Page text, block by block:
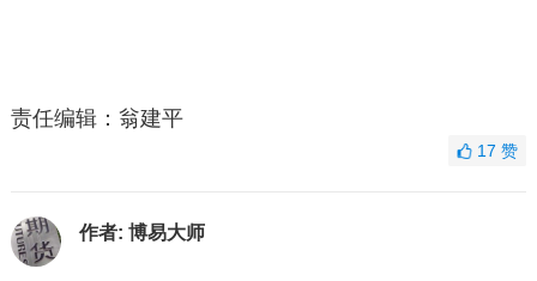
责任编辑：翁建平
17赞
作者: 博易大师